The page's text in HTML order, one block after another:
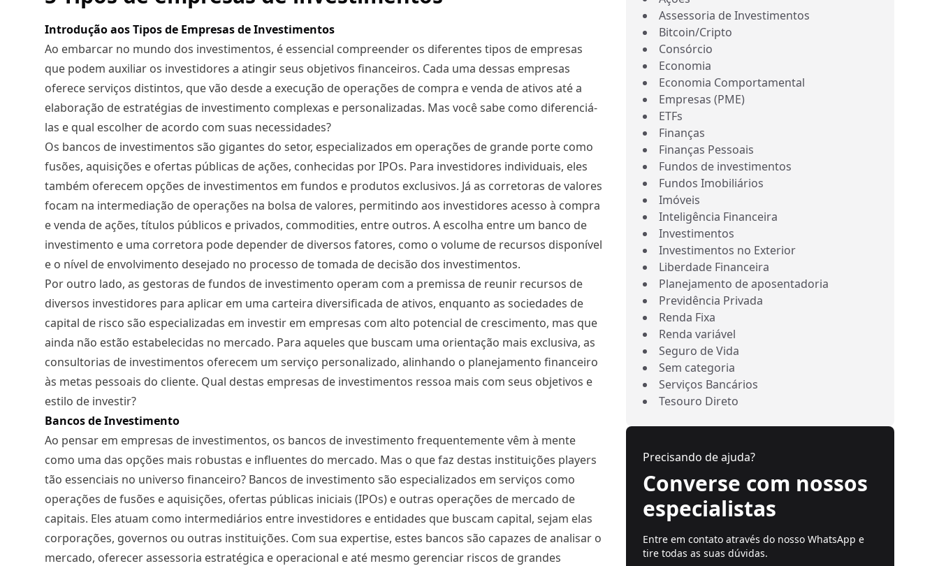
Introdução aos Tipos de Empresas de Investimentos
Ao embarcar no mundo dos investimentos, é essencial compreender os diferentes tipos de empresas
que podem auxiliar os investidores a atingir seus objetivos financeiros. Cada uma dessas empresas
oferece serviços distintos, que vão desde a execução de operações de compra e venda de ativos até a
elaboração de estratégias de investimento complexas e personalizadas. Mas você sabe como diferenciá-
las e qual escolher de acordo com suas necessidades?
Os bancos de investimentos são gigantes do setor, especializados em operações de grande porte como
fusões, aquisições e ofertas públicas de ações, conhecidas por IPOs. Para investidores individuais, eles
também oferecem opções de investimentos em fundos e produtos exclusivos. Já as corretoras de valores
focam na intermediação de operações na bolsa de valores, permitindo aos investidores acesso à compra
e venda de ações, títulos públicos e privados, commodities, entre outros. A escolha entre um banco de
investimento e uma corretora pode depender de diversos fatores, como o volume de recursos disponível
e o nível de envolvimento desejado no processo de tomada de decisão dos investimentos.
Por outro lado, as gestoras de fundos de investimento operam com a premissa de reunir recursos de
diversos investidores para aplicar em uma carteira diversificada de ativos, enquanto as sociedades de
capital de risco são especializadas em investir em empresas com alto potencial de crescimento, mas que
ainda não estão estabelecidas no mercado. Para aqueles que buscam uma orientação mais exclusiva, as
consultorias de investimentos oferecem um serviço personalizado, alinhando o planejamento financeiro
às metas pessoais do cliente. Qual destas empresas de investimentos ressoa mais com seus objetivos e
estilo de investir?
Bancos de Investimento
Ao pensar em empresas de investimentos, os bancos de investimento frequentemente vêm à mente
como uma das opções mais robustas e influentes do mercado. Mas o que faz destas instituições players
tão essenciais no universo financeiro? Bancos de investimento são especializados em serviços como
operações de fusões e aquisições, ofertas públicas iniciais (IPOs) e outras operações de mercado de
capitais. Eles atuam como intermediários entre investidores e entidades que buscam capital, sejam elas
corporações, governos ou outras instituições. Com sua expertise, estes bancos são capazes de analisar o
mercado, oferecer assessoria estratégica e operacional e até mesmo gerenciar riscos de grandes
Assessoria de Investimentos
Bitcoin/Cripto
Consórcio
Economia
Economia Comportamental
Empresas (PME)
ETFs
Finanças
Finanças Pessoais
Fundos de investimentos
Fundos Imobiliários
Imóveis
Inteligência Financeira
Investimentos
Investimentos no Exterior
Liberdade Financeira
Planejamento de aposentadoria
Previdência Privada
Renda Fixa
Renda variável
Seguro de Vida
Sem categoria
Serviços Bancários
Tesouro Direto
Precisando de ajuda?
Converse com nossos
especialistas
Entre em contato através do nosso WhatsApp e
tire todas as suas dúvidas.